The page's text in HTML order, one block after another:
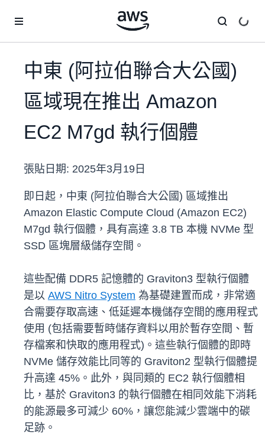
中東 (阿拉伯聯合大公國)
區域現在推出 Amazon
EC2 M7gd 執行個體
張貼日期: 2025年3月19日
即日起，中東 (阿拉伯聯合大公國) 區域推出
Amazon Elastic Compute Cloud (Amazon EC2)
M7gd 執行個體，具有高達 3.8 TB 本機 NVMe 型
SSD 區塊層級儲存空間。
這些配備 DDR5 記憶體的 Graviton3 型執行個體
是以 AWS Nitro System 為基礎建置而成，非常適
合需要存取高速、低延遲本機儲存空間的應用程式
使用 (包括需要暫時儲存資料以用於暫存空間、暫
存檔案和快取的應用程式)。這些執行個體的即時
NVMe 儲存效能比同等的 Graviton2 型執行個體提
升高達 45%。此外，與同類的 EC2 執行個體相
比，基於 Graviton3 的執行個體在相同效能下消耗
的能源最多可減少 60%，讓您能減少雲端中的碳
足跡。